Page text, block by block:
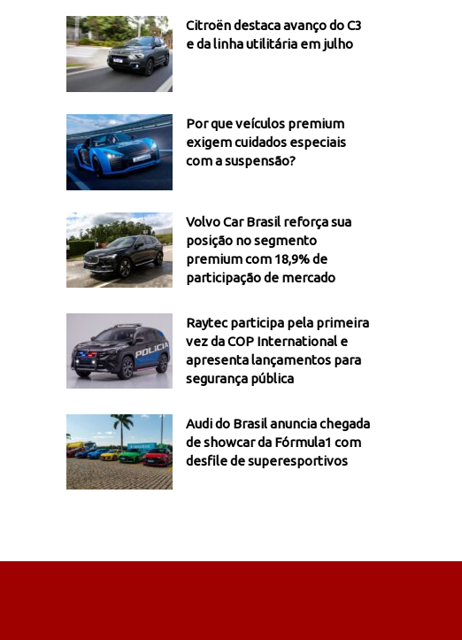
Citroën destaca avanço do C3
e da linha utilitária em julho
Por que veículos premium
exigem cuidados especiais
com a suspensão?
Volvo Car Brasil reforça sua
posição no segmento
premium com 18,9% de
participação de mercado
Raytec participa pela primeira
vez da COP International e
apresenta lançamentos para
segurança pública
Audi do Brasil anuncia chegada
de showcar da Fórmula1 com
desfile de superesportivos